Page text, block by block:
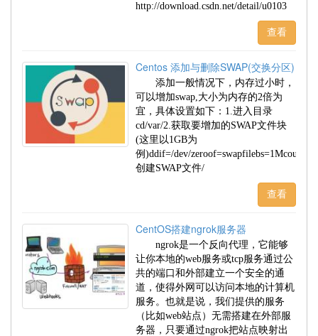
http://download.csdn.net/detail/u0103
查看
Centos 添加与删除SWAP(交换分区)
添加一般情况下，内存过小时，
可以增加swap,大小为内存的2倍为
宜，具体设置如下：1.进入目录
cd/var/2.获取要增加的SWAP文件块
(这里以1GB为
例)ddif=/dev/
创建SWAP文件/
查看
CentOS搭建ngrok服务器
ngrok是一个反向代理，它能够
让你本地的web服务或tcp服务通过公
共的端口和外部建立一个安全的通
道，使得外网可以访问本地的计算机
服务。也就是说，我们提供的服务
（比如web站点）无需搭建在外部服
务器，只要通过ngrok把站点映射出